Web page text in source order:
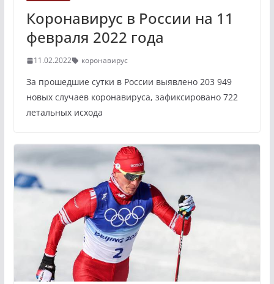
Коронавирус в России на 11
февраля 2022 года
11.02.2022 коронавирус
За прошедшие сутки в России выявлено 203 949
новых случаев коронавируса, зафиксировано 722
летальных исхода